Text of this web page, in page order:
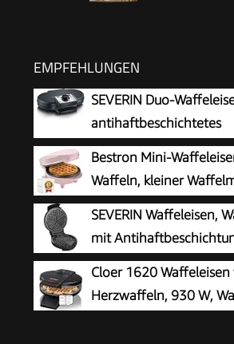
EMPFEHLUNGEN
SEVERIN Duo-
antihaftbeschichtetes
Doppelwaffeleisen für zwei
Herzwaffeln, Herzwaffeleisen im
ca. 1.200 W Leistung, schwarz,
Bestron Mini-
Waffeln, kleiner
Antihaftbeschichtung,
Kindergeburtstage,
Weihnachten, Retro Design, 550
Rosa
SEVERIN Waffeleisen,
mit
klassische
und praktisch, ca. 1.300 W
schwarz/Edelstal, WA 2103
Cloer 1620 Waffeleisen
Herzwaffeln, 930 W,